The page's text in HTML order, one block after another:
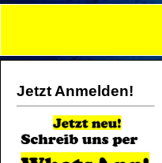
Jetzt Anmelden!